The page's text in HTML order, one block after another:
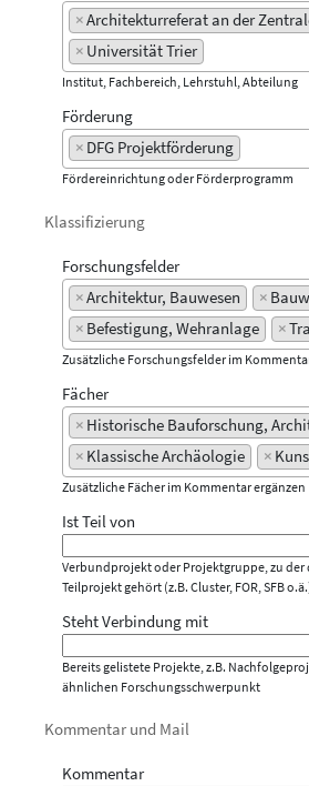
×Architekturreferat an der
× Universität Trier
Institut, Fachbereich, Lehrstuhl, Abteilung
Förderung
× DFG Projektförderung
Fördereinrichtung oder Förderprogramm
Klassifizierung
Forschungsfelder
×Architektur, Bauwesen ×
× Befestigung, Wehranlage ×
Zusätzliche Forschungsfelder im
Fächer
× Historische Bauforschung,
× Klassische Archäologie ×
Zusätzliche Fächer im Kommentar ergänzen
Ist Teil von
Verbundprojekt oder Projektgruppe, zu der
Teilprojekt gehört (z.B. Cluster, FOR, SFB
Steht Verbindung mit
Bereits gelistete Projekte, z.B.
ähnlichen Forschungsschwerpunkt
Kommentar und Mail
Kommentar